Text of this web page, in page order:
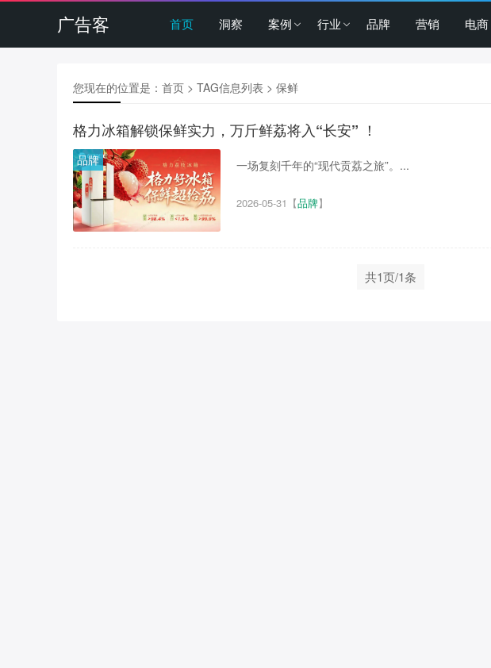
广告客 首页 洞察 案例 行业 品牌 营销 电商
您现在的位置是： 首页 > TAG信息列表 > 保鲜
格力冰箱解锁保鲜实力，万斤鲜荔将入“长安” ！
品牌 一场复刻千年的“现代贡荔之旅”。...
2026-05-31 【品牌】
共1页/1条